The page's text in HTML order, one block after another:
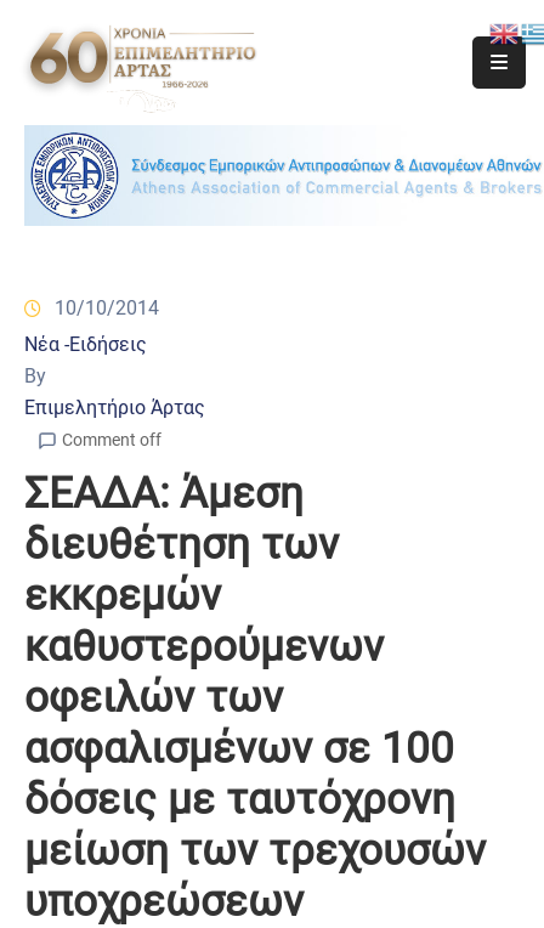
10/10/2014
Νέα -Ειδήσεις
By
Επιμελητήριο Άρτας
Comment off
ΣΕΑΔΑ: Άμεση
διευθέτηση των
εκκρεμών
καθυστερούμενων
οφειλών των
ασφαλισμένων σε 100
δόσεις με ταυτόχρονη
μείωση των τρεχουσών
υποχρεώσεων